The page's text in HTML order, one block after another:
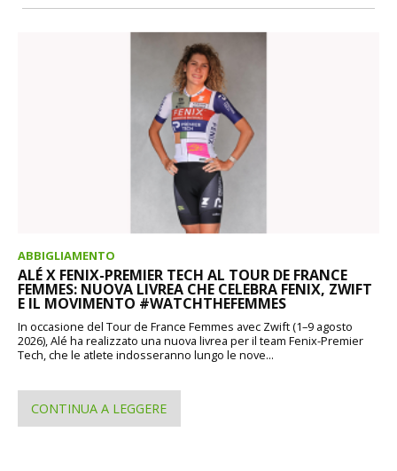
ABBIGLIAMENTO
ALÉ X FENIX-PREMIER TECH AL TOUR DE FRANCE
FEMMES: NUOVA LIVREA CHE CELEBRA FENIX, ZWIFT
E IL MOVIMENTO #WATCHTHEFEMMES
In occasione del Tour de France Femmes avec Zwift (1–9 agosto
2026), Alé ha realizzato una nuova livrea per il team Fenix-Premier
Tech, che le atlete indosseranno lungo le nove...
CONTINUA A LEGGERE